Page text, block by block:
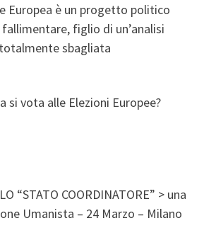
Europea è un progetto politico
figlio di un’analisi
sbagliata
si vota alle Elezioni Europee?
“STATO COORDINATORE” > una
Umanista – 24 Marzo – Milano